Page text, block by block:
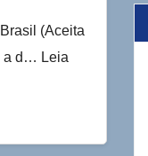
(Aceita
a d… Leia